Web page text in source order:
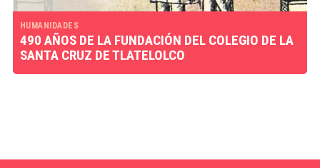
HUMANIDADES
490 AÑOS DE LA FUNDACIÓN DEL COLEGIO DE LA
SANTA CRUZ DE TLATELOLCO